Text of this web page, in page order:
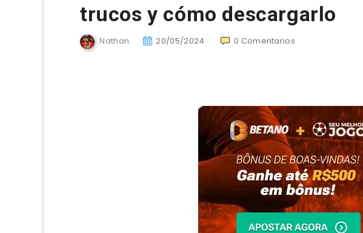
trucos y cómo descargarlo
Nathan 20/05/2024 0 Comentarios